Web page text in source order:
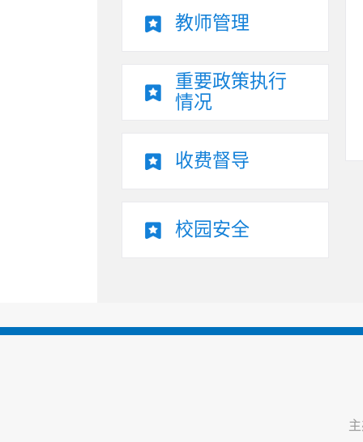
教师管理
重要政策执行
情况
收费督导
校园安全